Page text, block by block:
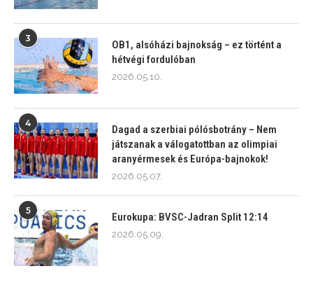
3
OB1, alsóházi bajnokság – ez történt a
hétvégi fordulóban
2026.05.10.
4
Dagad a szerbiai pólósbotrány – Nem
játszanak a válogatottban az olimpiai
aranyérmesek és Európa-bajnokok!
2026.05.07.
5
Eurokupa: BVSC-Jadran Split 12:14
2026.05.09.